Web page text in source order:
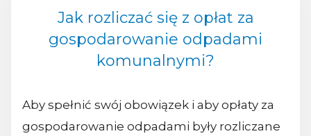
Jak rozliczać się z opłat za
gospodarowanie odpadami
komunalnymi?
Aby spełnić swój obowiązek i aby opłaty za
gospodarowanie odpadami były rozliczane